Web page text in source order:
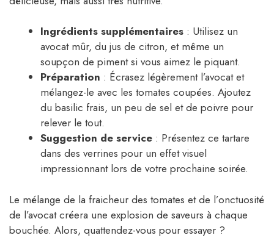
Ingrédients supplémentaires : Utilisez un
avocat mûr, du jus de citron, et même un
soupçon de piment si vous aimez le piquant.
Préparation : Écrasez légèrement l’avocat et
mélangez-le avec les tomates coupées. Ajoutez
du basilic frais, un peu de sel et de poivre pour
relever le tout.
Suggestion de service : Présentez ce tartare
dans des verrines pour un effet visuel
impressionnant lors de votre prochaine soirée.
Le mélange de la fraicheur des tomates et de l’onctuosité
de l’avocat créera une explosion de saveurs à chaque
bouchée. Alors, quattendez-vous pour essayer ?